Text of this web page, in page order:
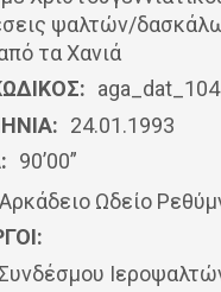
ψαλτών/
τα Χανιά
aga_dat_104
24.01.1993
90’00”
Αρκάδειο Ωδείο